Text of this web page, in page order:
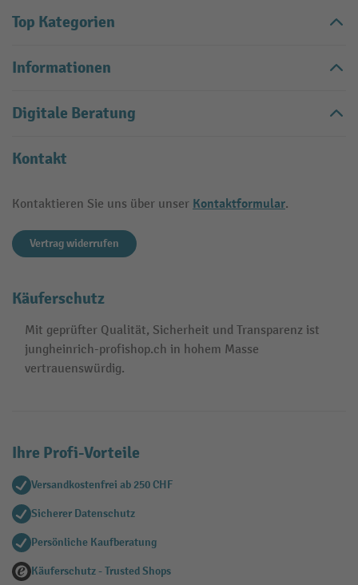
Top Kategorien
Informationen
Digitale Beratung
Kontakt
Kontaktieren Sie uns über unser Kontaktformular.
Vertrag widerrufen
Käuferschutz
Mit geprüfter Qualität, Sicherheit und Transparenz ist
jungheinrich-profishop.ch in hohem Masse
vertrauenswürdig.
Ihre Profi-Vorteile
Versandkostenfrei ab 250 CHF
Sicherer Datenschutz
Persönliche Kaufberatung
Käuferschutz - Trusted Shops